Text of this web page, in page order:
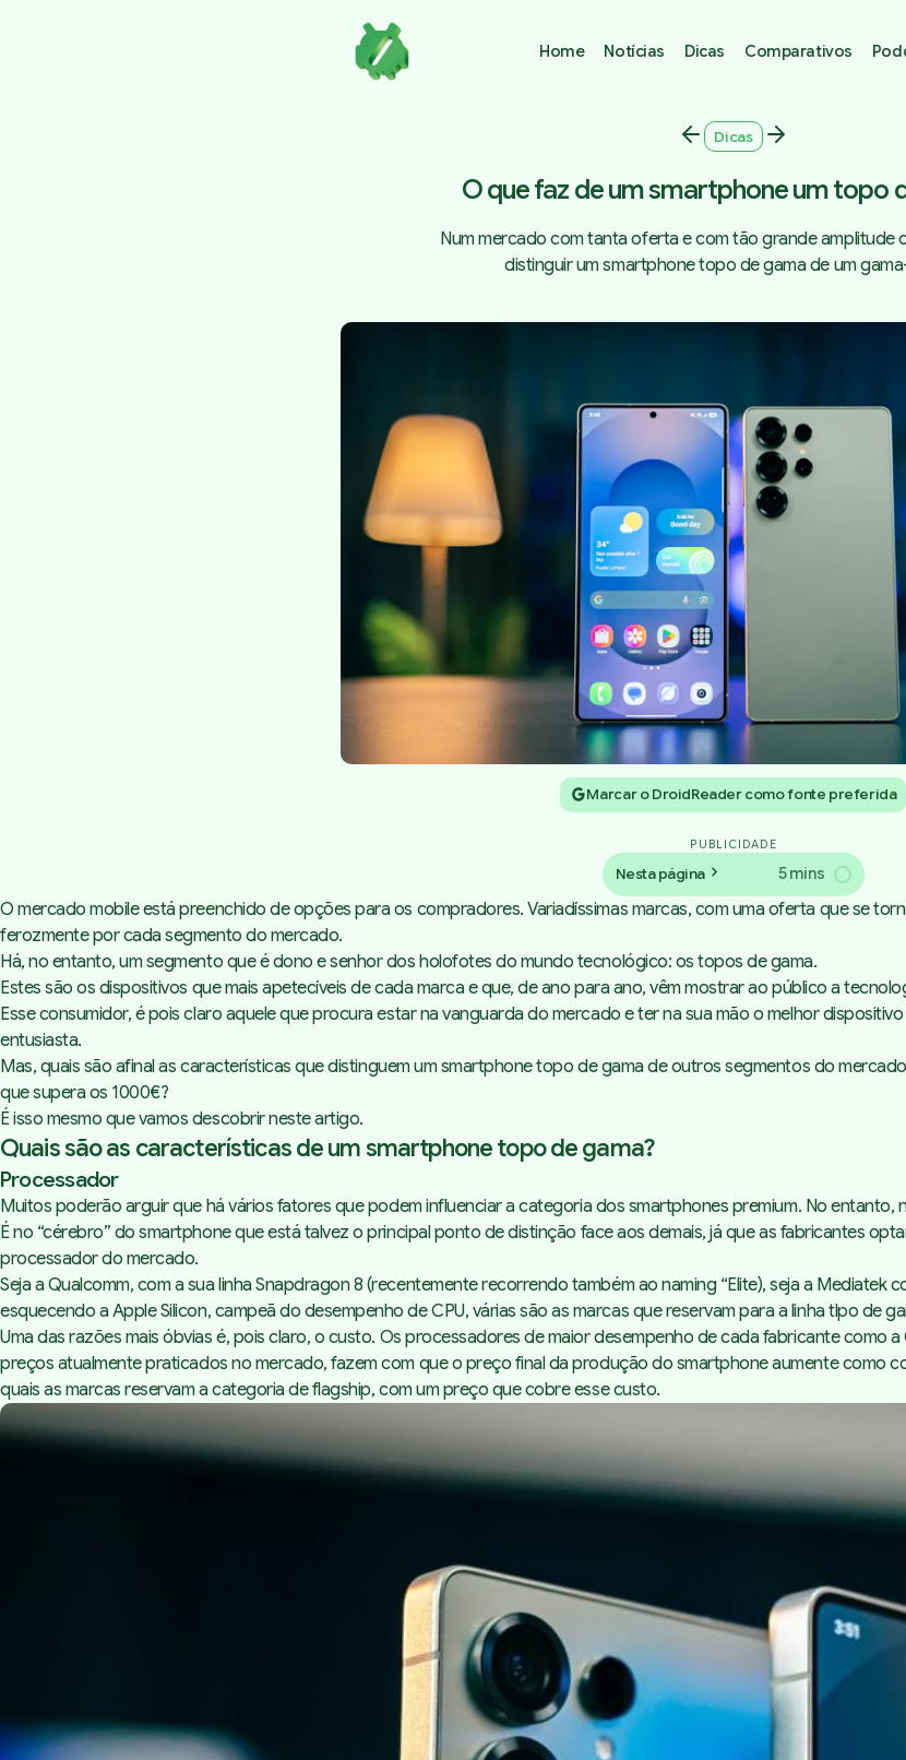
Home Notícias Dicas Comparativos
Dicas
O que faz de um smartphone um topo
Num mercado com tanta oferta e com tão grande amplitude
distinguir um smartphone topo de gama de um
Marcar o DroidReader como fonte preferida
PUBLICIDADE
Nesta página 5 mins
Processador
Câmara
premium
Sistema operativo e suporte
para atualizações
As melhores conveniências
O mercado mobile está preenchido de opções para os compradores. Variadíssimas marcas, com uma oferta que se
ferozmente por cada segmento do mercado.
Há, no entanto, um segmento que é dono e senhor dos holofotes do mundo tecnológico: os topos de gama.
Estes são os dispositivos que mais apetecíveis de cada marca e que, de ano para ano, vêm mostrar ao público a
Esse consumidor, é pois claro aquele que procura estar na vanguarda do mercado e ter na sua mão o melhor
entusiasta.
Mas, quais são afinal as características que distinguem um smartphone topo de gama de outros segmentos do
que supera os 1000€?
É isso mesmo que vamos descobrir neste artigo.
Quais são as características de um smartphone topo de gama?
Processador
Muitos poderão arguir que há vários fatores que podem influenciar a categoria dos smartphones premium. No
É no “cérebro” do smartphone que está talvez o principal ponto de distinção face aos demais, já que as fabricantes
processador do mercado.
Seja a Qualcomm, com a sua linha Snapdragon 8 (recentemente recorrendo também ao naming “Elite), seja a Mediatek
esquecendo a Apple Silicon, campeã do desempenho de CPU, várias são as marcas que reservam para a linha tlpo de
Uma das razões mais óbvias é, pois claro, o custo. Os processadores de maior desempenho de cada fabricante como
preços atualmente praticados no mercado, fazem com que o preço final da produção do smartphone aumente como
quais as marcas reservam a categoria de flagship, com um preço que cobre esse custo.